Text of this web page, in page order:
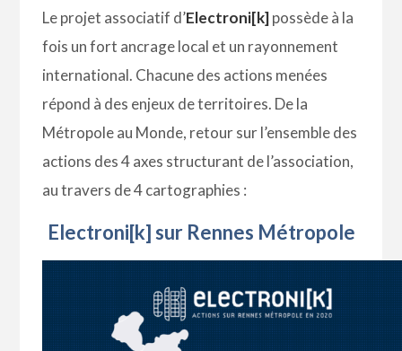
Le projet associatif d’Electroni[k]possède à la
fois un fort ancrage local et un rayonnement
international. Chacune des actions menées
répond à des enjeux de territoires. De la
Métropole au Monde, retour sur l’ensemble des
actions des 4 axes structurant de l’association,
au travers de 4 cartographies :
Electroni[k] sur Rennes Métropole